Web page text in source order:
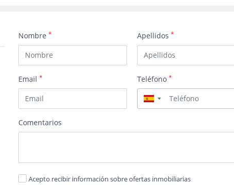
Nombre* Apellidos*
Email* Teléfono*
▼
Comentarios
Acepto recibir información sobre ofertas inmobiliarias